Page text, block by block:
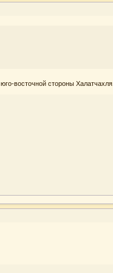
восточной стороны Халатчахля.